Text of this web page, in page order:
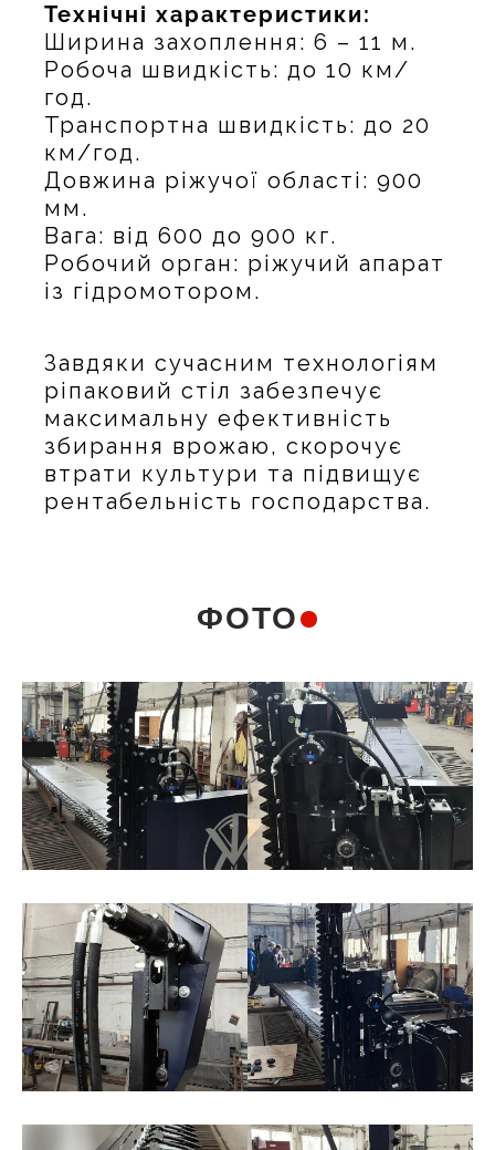
Технічні характеристики:
Ширина захоплення: 6 – 11 м.
Робоча швидкість: до 10 км/
год.
Транспортна швидкість: до 20
км/год.
Довжина ріжучої області: 900
мм.
Вага: від 600 до 900 кг.
Робочий орган: ріжучий апарат
із гідромотором.
Завдяки сучасним технологіям
ріпаковий стіл забезпечує
максимальну ефективність
збирання врожаю, скорочує
втрати культури та підвищує
рентабельність господарства.
ФОТО